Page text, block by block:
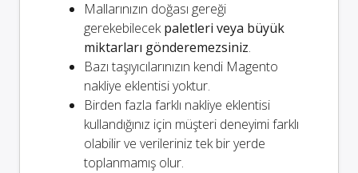
Mallarınızın doğası gereği
gerekebilecekpaletleri veya büyük
miktarları gönderemezsiniz.
Bazı taşıyıcılarınızın kendi Magento
nakliye eklentisi yoktur.
Birden fazla farklı nakliye eklentisi
kullandığınız için müşteri deneyimi farklı
olabilir ve verileriniz tek bir yerde
toplanmamış olur.